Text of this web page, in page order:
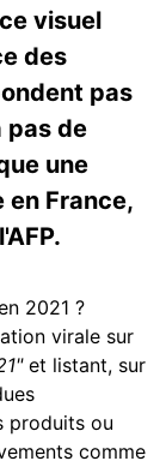
visuel
des
pas
pas de
une
en France,
2021 ?
virale sur
et listant, sur
produits ou
comme